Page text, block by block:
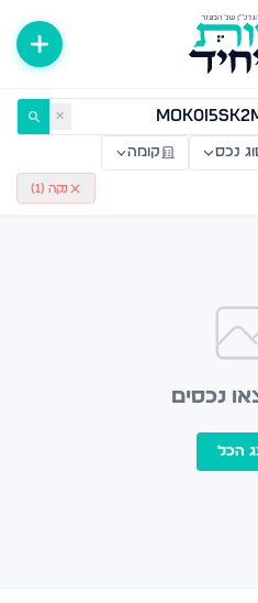
— רשות היחיד ✕
נכס קומה
נקה ( 1
)
נכסים
הכל